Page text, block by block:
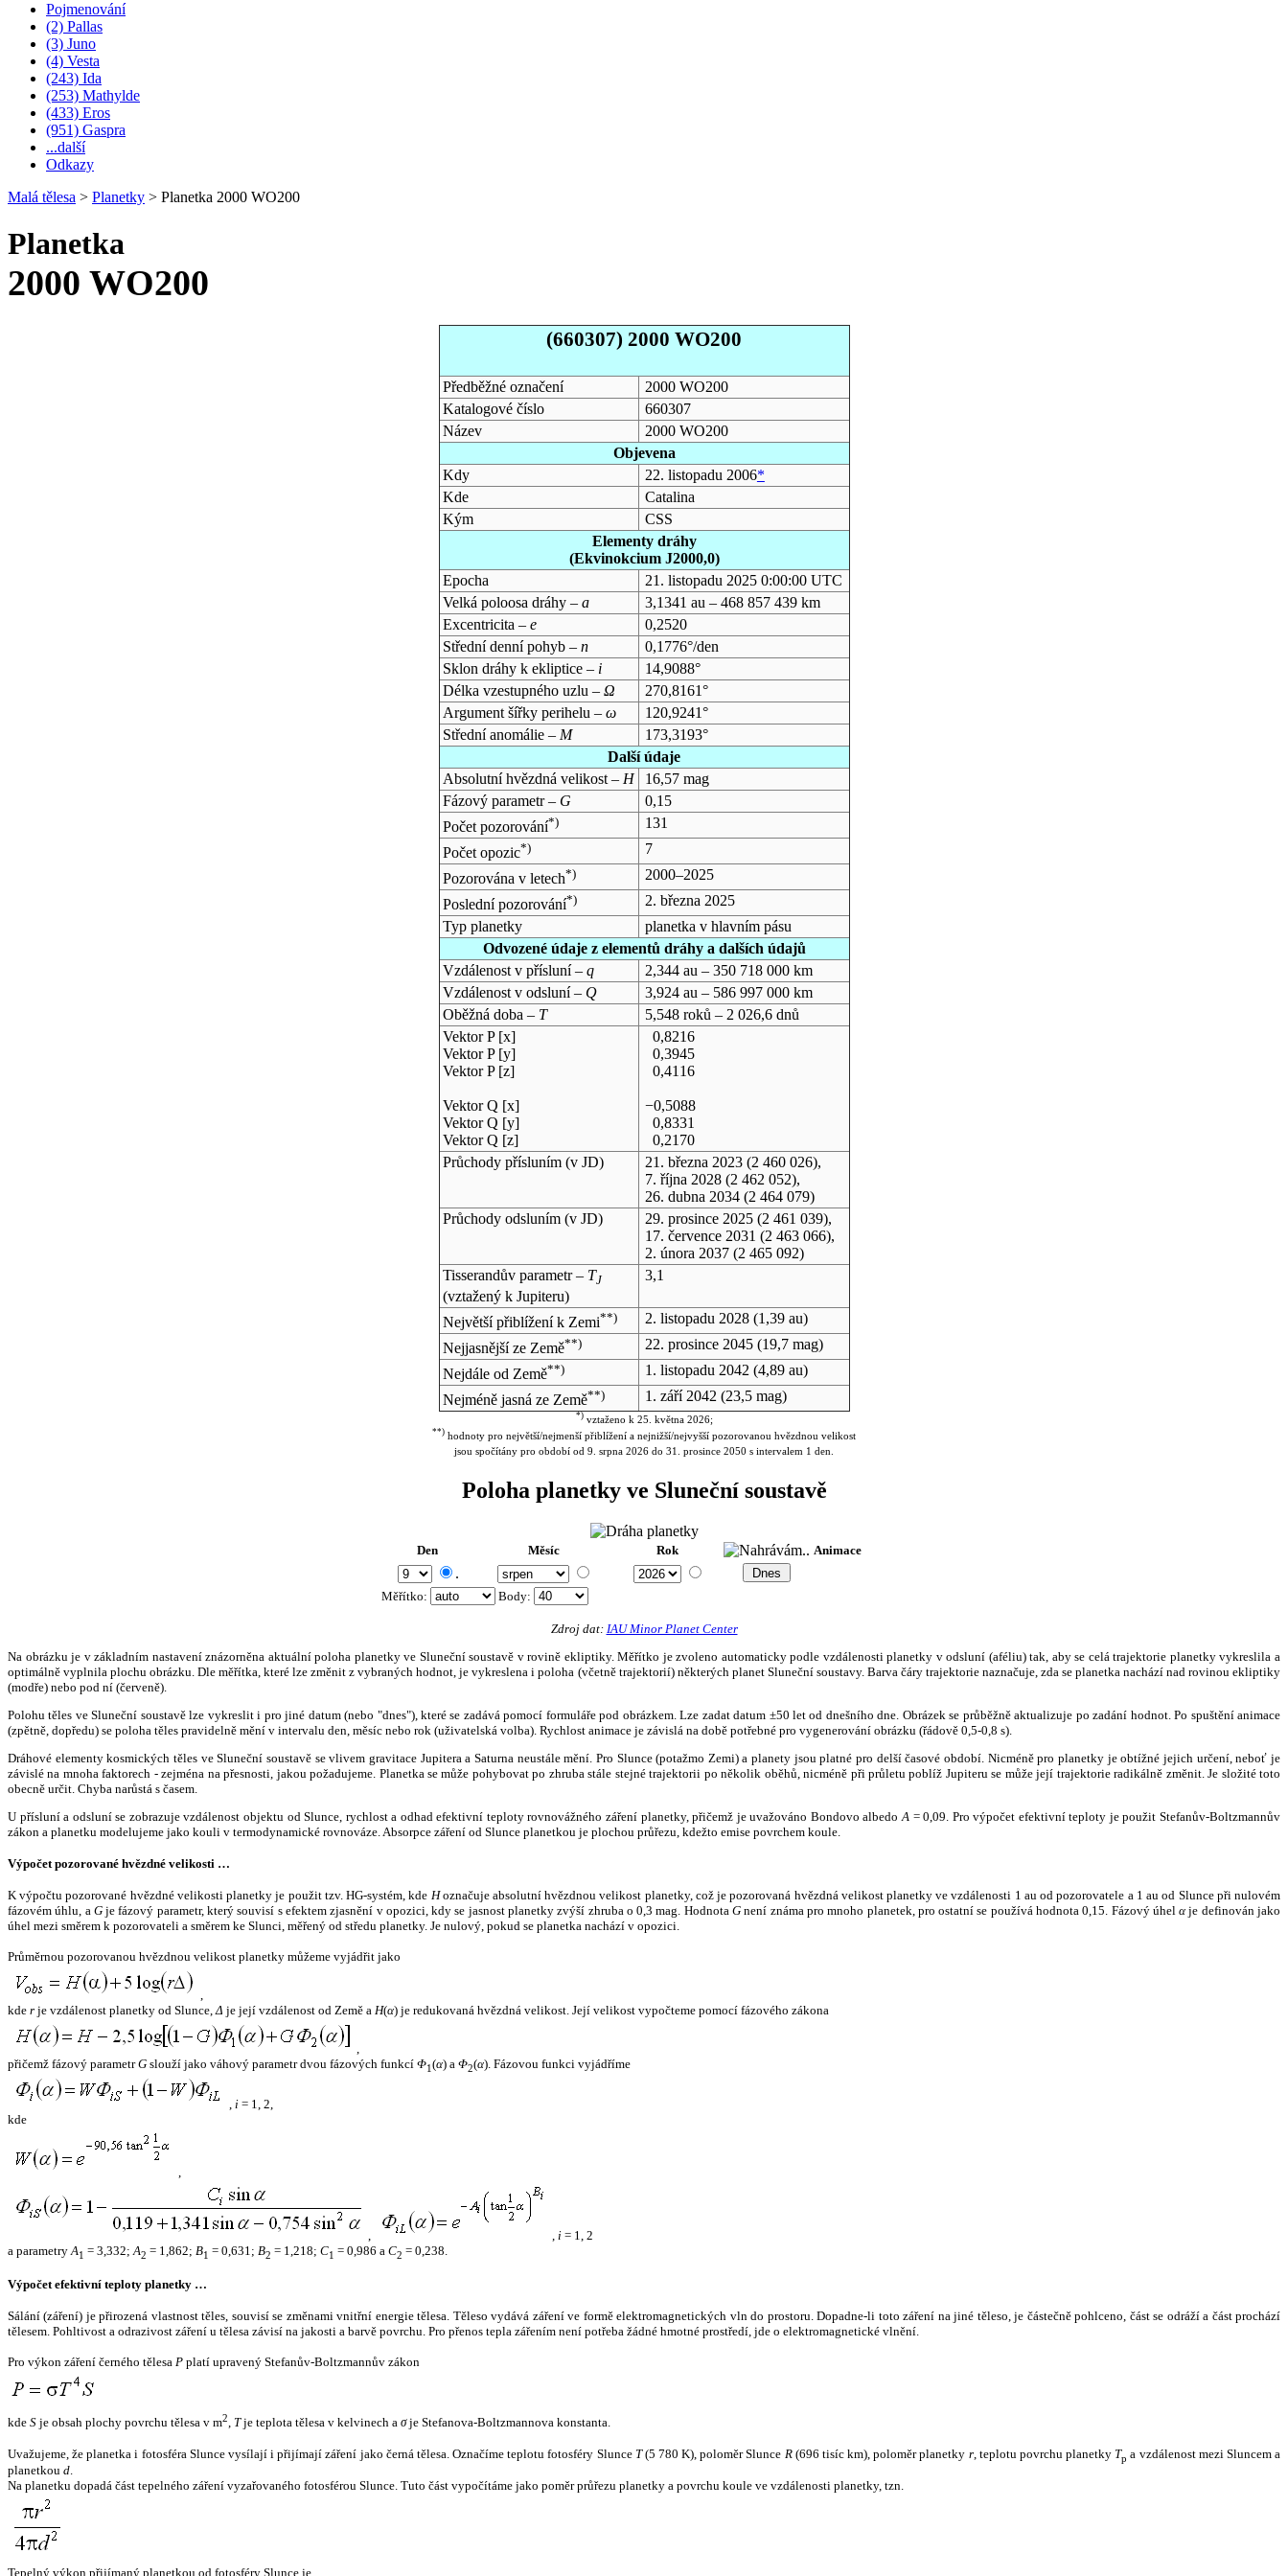
Pojmenování
(2) Pallas
(3) Juno
(4) Vesta
(243) Ida
(253) Mathylde
(433) Eros
(951) Gaspra
...další
Odkazy
Malá tělesa > Planetky > Planetka 2000 WO200
Planetka
2000 WO200
(660307) 2000 WO200
Předběžné označení
2000 WO200
Katalogové číslo
660307
Název
2000 WO200
Objevena
Kdy
22. listopadu 2006*
Kde
Catalina
Kým
CSS
Elementy dráhy
(Ekvinokcium J2000,0)
Epocha
21. listopadu 2025 0:00:00 UTC
Velká poloosa dráhy – a
3,1341 au – 468 857 439 km
Excentricita – e
0,2520
Střední denní pohyb – n
0,1776°/den
Sklon dráhy k ekliptice – i
14,9088°
Délka vzestupného uzlu – Ω
270,8161°
Argument šířky perihelu – ω
120,9241°
Střední anomálie – M
173,3193°
Další údaje
Absolutní hvězdná velikost – H
16,57 mag
Fázový parametr – G
0,15
Počet pozorování*)
131
Počet opozic*)
7
Pozorována v letech*)
2000–2025
Poslední pozorování*)
2. března 2025
Typ planetky
planetka v hlavním pásu
Odvozené údaje z elementů dráhy a dalších údajů
Vzdálenost v přísluní – q
2,344 au – 350 718 000 km
Vzdálenost v odsluní – Q
3,924 au – 586 997 000 km
Oběžná doba – T
5,548 roků – 2 026,6 dnů
Vektor P [x]
Vektor P [y]
Vektor P [z]
Vektor Q [x]
Vektor Q [y]
Vektor Q [z]
0,8216
0,3945
0,4116
−0,5088
0,8331
0,2170
Průchody přísluním (v JD) 21. března 2023(2 460 026),
7. října 2028(2 462 052),
26. dubna 2034(2 464 079)
Průchody odsluním (v JD) 29. prosince 2025(2 461 039),
17. července 2031 (2 463 066),
2. února 2037(2 465 092)
Tisserandův parametr – TJ
(vztažený k Jupiteru)
3,1
Největší přiblížení k Zemi**) 2. listopadu 2028(1,39 au)
Nejjasnější ze Země**) 22. prosince 2045(19,7 mag)
Nejdále od Země**) 1. listopadu 2042 (4,89 au)
Nejméně jasná ze Země**) 1. září 2042 (23,5 mag)
*)vztaženo k 25. května 2026;
**) hodnoty pro největší/nejmenší přiblížení a nejnižší/nejvyšší pozorovanou hvězdnou velikost
jsou spočítány pro období od 9. srpna 2026 do 31. prosince 2050 s intervalem 1 den.
Poloha planetky ve Sluneční soustavě
Den Měsíc Rok Animace
.
Měřítko: Body:
Zdroj dat: IAU Minor Planet Center
Na obrázku je v základním nastavení znázorněna aktuální poloha planetky ve Sluneční soustavě v rovině ekliptiky. Měřítko je zvoleno automaticky podle vzdálenosti planetky v odsluní (aféliu) tak, aby se celá trajektorie planetky vykreslila a
optimálně vyplnila plochu obrázku. Dle měřítka, které lze změnit z vybraných hodnot, je vykreslena i poloha (včetně trajektorií) některých planet Sluneční soustavy. Barva čáry trajektorie naznačuje, zda se planetka nachází nad rovinou ekliptiky
(modře) nebo pod ní (červeně).
Polohu těles ve Sluneční soustavě lze vykreslit i pro jiné datum (nebo "dnes"), které se zadává pomocí formuláře pod obrázkem. Lze zadat datum ±50 let od dnešního dne. Obrázek se průběžně aktualizuje po zadání hodnot. Po spuštění animace
(zpětně, dopředu) se poloha těles pravidelně mění v intervalu den, měsíc nebo rok (uživatelská volba). Rychlost animace je závislá na době potřebné pro vygenerování obrázku (řádově 0,5-0,8 s).
Dráhové elementy kosmických těles ve Sluneční soustavě se vlivem gravitace Jupitera a Saturna neustále mění. Pro Slunce (potažmo Zemi) a planety jsou platné pro delší časové období. Nicméně pro planetky je obtížné jejich určení, neboť je
závislé na mnoha faktorech - zejména na přesnosti, jakou požadujeme. Planetka se může pohybovat po zhruba stále stejné trajektorii po několik oběhů, nicméně při průletu poblíž Jupiteru se může její trajektorie radikálně změnit. Je složité toto
obecně určit. Chyba narůstá s časem.
U přísluní a odsluní se zobrazuje vzdálenost objektu od Slunce, rychlost a odhad efektivní teploty rovnovážného záření planetky, přičemž je uvažováno Bondovo albedo A = 0,09. Pro výpočet efektivní teploty je použit Stefanův-Boltzmannův
zákon a planetku modelujeme jako kouli v termodynamické rovnováze. Absorpce záření od Slunce planetkou je plochou průřezu, kdežto emise povrchem koule.
Výpočet pozorované hvězdné velikosti …
K výpočtu pozorované hvězdné velikosti planetky je použit tzv. HG-systém, kde Hoznačuje absolutní hvězdnou velikost planetky, což je pozorovaná hvězdná velikost planetky ve vzdálenosti 1 au od pozorovatele a 1 au od Slunce při nulovém
fázovém úhlu, a Gje fázový parametr, který souvisí s efektem zjasnění v opozici, kdy se jasnost planetky zvýší zhruba o 0,3 mag. HodnotaG není známa pro mnoho planetek, pro ostatní se používá hodnota 0,15. Fázový úhelα je definován jako
úhel mezi směrem k pozorovateli a směrem ke Slunci, měřený od středu planetky. Je nulový, pokud se planetka nachází v opozici.
Průměrnou pozorovanou hvězdnou velikost planetky můžeme vyjádřit jako
,
kde r je vzdálenost planetky od Slunce,Δ je její vzdálenost od Země a H(α) je redukovaná hvězdná velikost. Její velikost vypočteme pomocí fázového zákona
,
přičemž fázový parametrG slouží jako váhový parametr dvou fázových funkcí Φ1(α) a Φ2(α). Fázovou funkci vyjádříme
, i = 1, 2,
kde
,
, , i = 1, 2
a parametryA1 = 3,332;A2 = 1,862; B1 = 0,631; B2 = 1,218; C1 = 0,986 a C2 = 0,238.
Výpočet efektivní teploty planetky …
Sálání (záření) je přirozená vlastnost těles, souvisí se změnami vnitřní energie tělesa. Těleso vydává záření ve formě elektromagnetických vln do prostoru. Dopadne-li toto záření na jiné těleso, je částečně pohlceno, část se odráží a část prochází
tělesem. Pohltivost a odrazivost záření u tělesa závisí na jakosti a barvě povrchu. Pro přenos tepla zářením není potřeba žádné hmotné prostředí, jde o elektromagnetické vlnění.
Pro výkon záření černého tělesa P platí upravený Stefanův-Boltzmannův zákon
kde S je obsah plochy povrchu tělesa v m2, Tje teplota tělesa v kelvinech a σje Stefanova-Boltzmannova konstanta.
Uvažujeme, že planetka i fotosféra Slunce vysílají i přijímají záření jako černá tělesa. Označíme teplotu fotosféry Slunce T(5 780 K), poloměr Slunce R(696 tisíc km), poloměr planetky r, teplotu povrchu planetky Tp a vzdálenost mezi Sluncem a
planetkou d.
Na planetku dopadá část tepelného záření vyzařovaného fotosférou Slunce. Tuto část vypočítáme jako poměr průřezu planetky a povrchu koule ve vzdálenosti planetky, tzn.
Tepelný výkon přijímaný planetkou od fotosféry Slunce je